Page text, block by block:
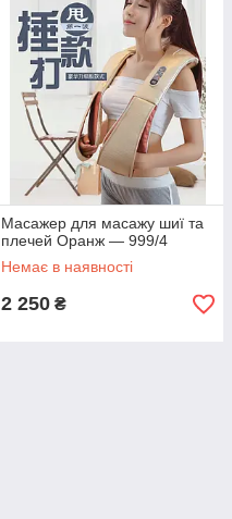
Масажер для масажу шиї та
плечей Оранж — 999/4
Немає в наявності
2 250 ₴